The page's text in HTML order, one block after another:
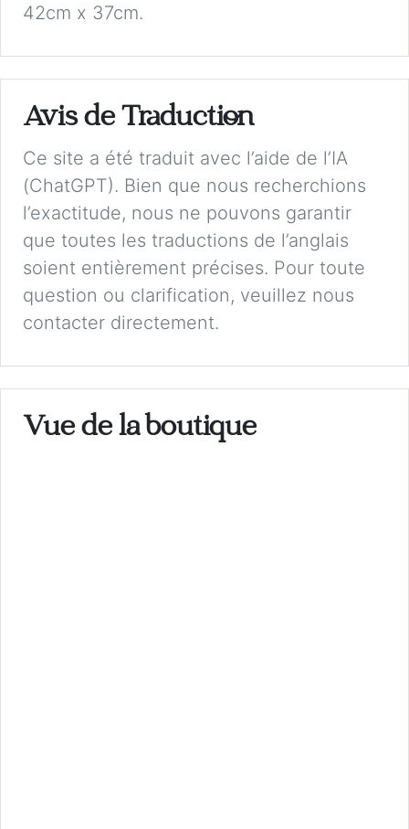
42cm x 37cm.
Avis de Traduction
Ce site a été traduit avec l’aide de l’IA
(ChatGPT). Bien que nous recherchions
l’exactitude, nous ne pouvons garantir
que toutes les traductions de l’anglais
soient entièrement précises. Pour toute
question ou clarification, veuillez nous
contacter directement.
Vue de la boutique